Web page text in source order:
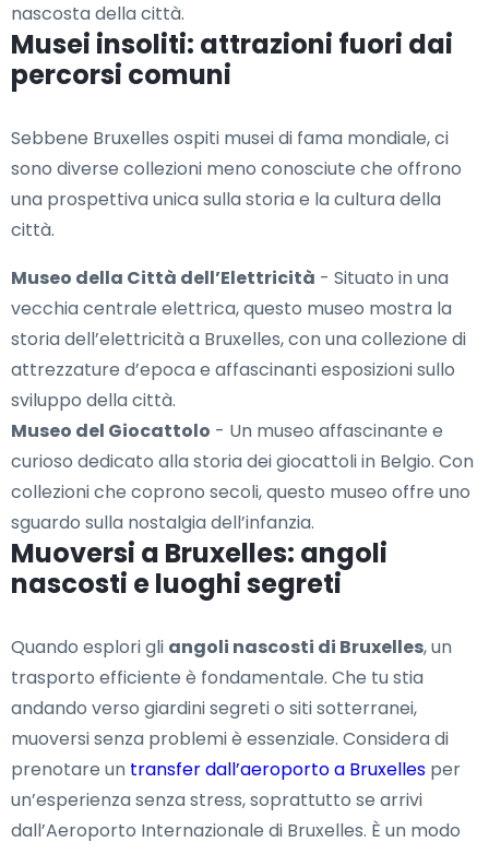
nascosta della città.
Musei insoliti: attrazioni fuori dai
percorsi comuni
Sebbene Bruxelles ospiti musei di fama mondiale, ci
sono diverse collezioni meno conosciute che offrono
una prospettiva unica sulla storia e la cultura della
città.
Museo della Città dell’Elettricità - Situato in una
vecchia centrale elettrica, questo museo mostra la
storia dell’elettricità a Bruxelles, con una collezione di
attrezzature d’epoca e affascinanti esposizioni sullo
sviluppo della città.
Museo del Giocattolo - Un museo affascinante e
curioso dedicato alla storia dei giocattoli in Belgio. Con
collezioni che coprono secoli, questo museo offre uno
sguardo sulla nostalgia dell’infanzia.
Muoversi a Bruxelles: angoli
nascosti e luoghi segreti
Quando esplori gli angoli nascosti di Bruxelles, un
trasporto efficiente è fondamentale. Che tu stia
andando verso giardini segreti o siti sotterranei,
muoversi senza problemi è essenziale. Considera di
prenotare un transfer dall’aeroporto a Bruxelles per
un’esperienza senza stress, soprattutto se arrivi
dall’Aeroporto Internazionale di Bruxelles. È un modo